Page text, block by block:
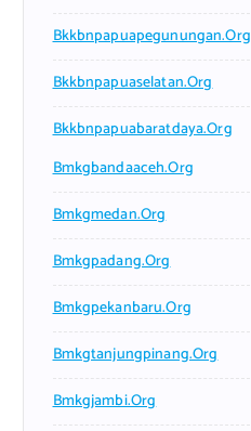
Bkkbnpapuapegunungan.org
Bkkbnpapuaselatan.org
Bkkbnpapuabaratdaya.org
Bmkgbandaaceh.org
Bmkgmedan.org
Bmkgpadang.org
Bmkgpekanbaru.org
Bmkgtanjungpinang.org
Bmkgjambi.org